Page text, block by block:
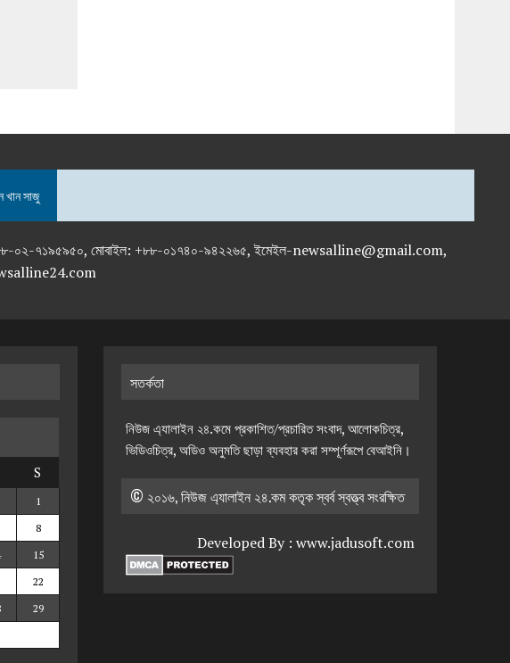
খান সাজু
+৮৮-০২-৭১৯৫৯৫০, মোবাইল: +৮৮-০১৭৪০-৯৪২২৬৫, ইমেইল-newsalline@gmail.com,
S
1
8
15
22
29
সতর্কতা
নিউজ এ্যালাইন ২৪.কমে প্রকাশিত/প্রচারিত সংবাদ, আলোকচিত্র,
ভিডিওচিত্র, অডিও অনুমতি ছাড়া ব্যবহার করা সম্পূর্ণরূপে বেআইনি।
© ২০১৬, নিউজ এ্যালাইন ২৪.কম কতৃক স্বর্ব স্বত্ত্ব সংরক্ষিত
Developed By : www.jadusoft.com